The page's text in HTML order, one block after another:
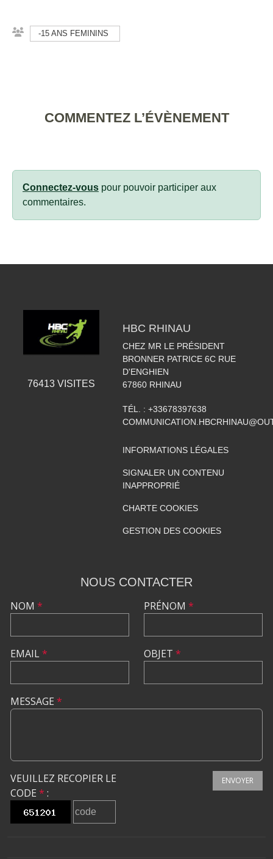
-15 ANS FEMININS
COMMENTEZ L’ÉVÈNEMENT
Connectez-vous pour pouvoir participer aux
commentaires.
76413VISITES
HBC RHINAU
CHEZ MR LE PRÉSIDENT
BRONNER PATRICE 6C RUE
D'ENGHIEN
67860 RHINAU
TÉL. : +33678397638
INFORMATIONS LÉGALES
SIGNALER UN CONTENU
INAPPROPRIÉ
CHARTE COOKIES
GESTION DES COOKIES
NOUS CONTACTER
NOM *
EMAIL*
PRÉNOM *
OBJET *
MESSAGE *
VEUILLEZ RECOPIER LE
CODE * :
ENVOYER